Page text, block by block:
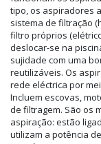
tipo, os aspiradores
sistema de filtração
filtro próprios
deslocar-se na
sujidade com uma
reutilizáveis. Os
rede eléctrica por
Incluem escovas,
de filtragem. São os
aspiração: estão
utilizam a potência